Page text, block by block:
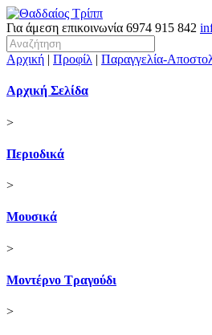
Για άμεση επικοινωνία 6974 915 842
Αρχική | Προφίλ | Παραγγελία-
Αρχική Σελίδα
>
Περιοδικά
>
Μουσικά
>
Μοντέρνο Τραγούδι
>